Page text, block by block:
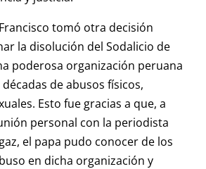
tomó otra decisión
la disolución del Sodalicio de
poderosa organización peruana
de abusos físicos,
Esto fue gracias a que, a
personal con la periodista
el papa pudo conocer de los
en dicha organización y